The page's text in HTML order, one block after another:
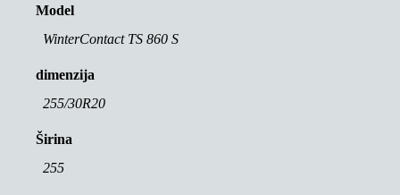
Model
WinterContact TS 860 S
dimenzija
255/30R20
Širina
255